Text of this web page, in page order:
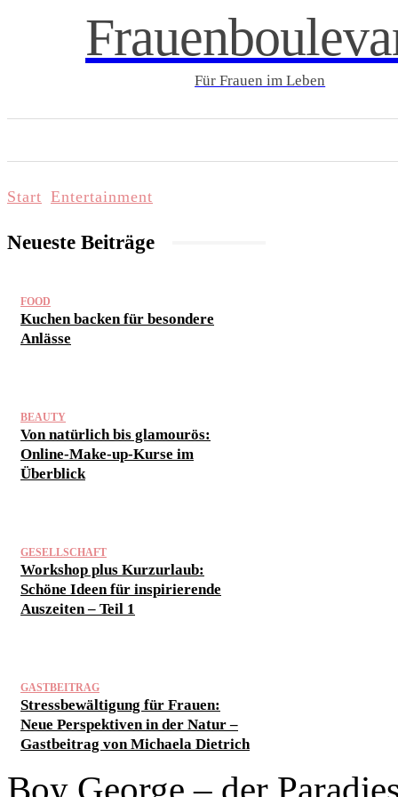
Für Frauen im Leben
Start Entertainment
Neueste Beiträge
FOOD
Kuchen backen für besondere
Anlässe
BEAUTY
Von natürlich bis glamourös:
Online-Make-up-Kurse im
Überblick
GESELLSCHAFT
Workshop plus Kurzurlaub:
Schöne Ideen für inspirierende
Auszeiten – Teil 1
GASTBEITRAG
Stressbewältigung für Frauen:
Neue Perspektiven in der Natur –
Gastbeitrag von Michaela Dietrich